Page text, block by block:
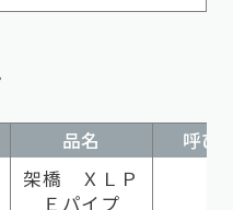
品名
呼び
架橋 ＸＬＰ
Ｅパイプ